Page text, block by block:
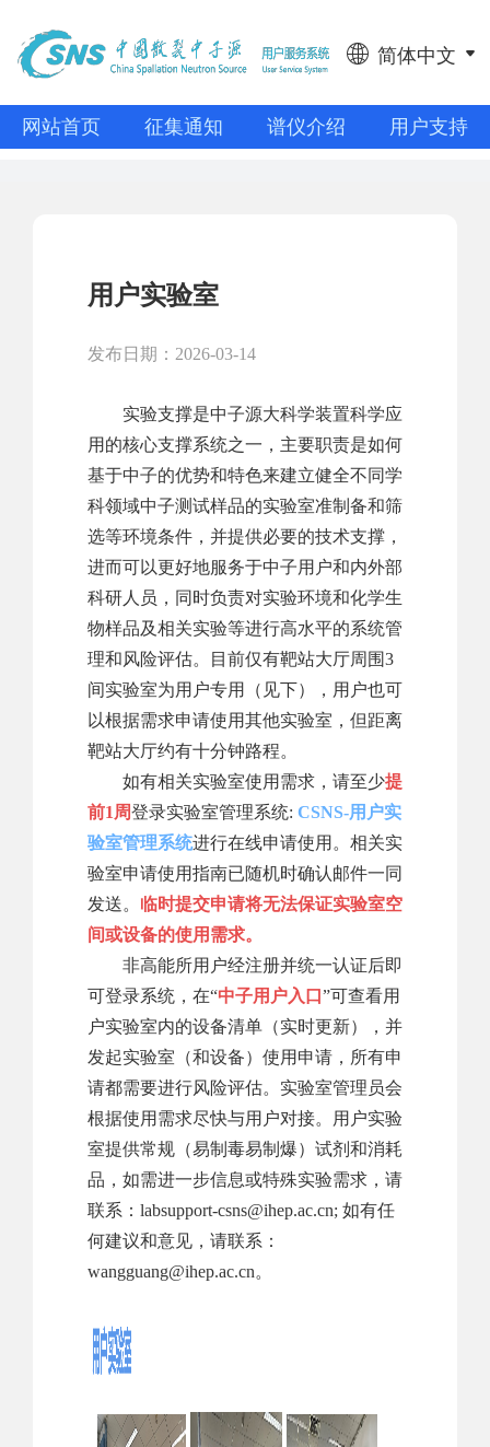
简体中文
网站首页 征集通知 谱仪介绍 用户支持
用户实验室
发布日期：2026-03-14
实验支撑是中子源大科学装置科学应
用的核心支撑系统之一，主要职责是如何
基于中子的优势和特色来建立健全不同学
科领域中子测试样品的实验室准制备和筛
选等环境条件，并提供必要的技术支撑，
进而可以更好地服务于中子用户和内外部
科研人员，同时负责对实验环境和化学生
物样品及相关实验等进行高水平的系统管
理和风险评估。目前仅有靶站大厅周围3
间实验室为用户专用（见下），用户也可
以根据需求申请使用其他实验室，但距离
靶站大厅约有十分钟路程。
如有相关实验室使用需求，请至少提
前1周登录实验室管理系统: CSNS-用户实
验室管理系统进行在线申请使用。相关实
验室申请使用指南已随机时确认邮件一同
发送。 临时提交申请将无法保证实验室空
间或设备的使用需求。
非高能所用户经注册并统一认证后即
可登录系统，在“中子用户入口 ”可查看用
户实验室内的设备清单（实时更新），并
发起实验室（和设备）使用申请，所有申
请都需要进行风险评估。实验室管理员会
根据使用需求尽快与用户对接。用户实验
室提供常规（易制毒易制爆）试剂和消耗
品，如需进一步信息或特殊实验需求，请
联系：labsupport-csns@ihep.ac.cn; 如有任
何建议和意见，请联系：
wangguang@ihep.ac.cn。